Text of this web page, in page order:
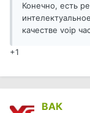
Конечно, есть
качестве voip
+1
ВАК